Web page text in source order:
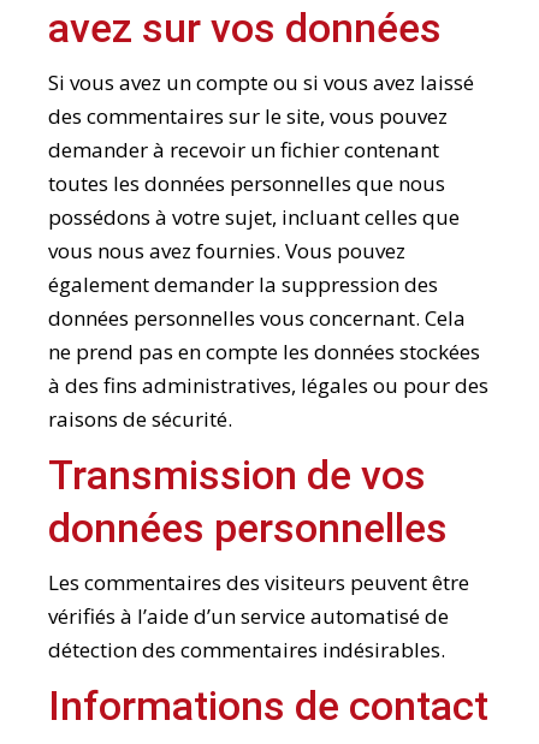
avez sur vos données
Si vous avez un compte ou si vous avez laissé
des commentaires sur le site, vous pouvez
demander à recevoir un fichier contenant
toutes les données personnelles que nous
possédons à votre sujet, incluant celles que
vous nous avez fournies. Vous pouvez
également demander la suppression des
données personnelles vous concernant. Cela
ne prend pas en compte les données stockées
à des fins administratives, légales ou pour des
raisons de sécurité.
Transmission de vos
données personnelles
Les commentaires des visiteurs peuvent être
vérifiés à l’aide d’un service automatisé de
détection des commentaires indésirables.
Informations de contact